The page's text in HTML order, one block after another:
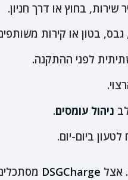
בחוץ או דרך חניון.
גבס, בטון או קירות
לפני ההתקנה.
ניהול עומסים.
ביום-יום.
אצל DSGCharge